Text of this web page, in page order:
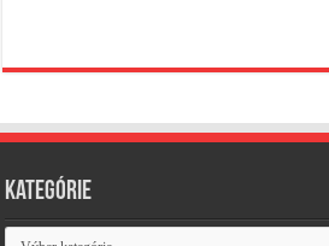
Kategórie
Kategórie